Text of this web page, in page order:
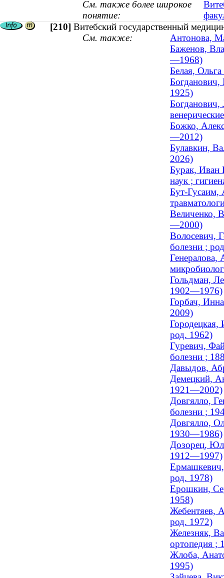
См. также более широкое
понятие:
[210] Витебский государственный
См. также:
Антонова,
Баженов,
—1968)
Белая,
Богданович,
1925)
Божко,
—2012)
Булавкин,
2026)
Бурак, Иван
наук ;
Бут-Гусаим,
Величенко,
—2000)
Волосевич,
болезни ;
Генералова,
Гольдман,
1902—1976)
Горбач,
2009)
Городецкая,
род. 1962)
Гуревич,
болезни ;
Давыдов,
Демецкий,
1921—2002)
Довгялло,
болезни ;
Довгялло,
1930—1986)
Дозорец,
1912—1997)
Ермашкевич,
род. 1978)
Ерошкин,
1958)
Жебентяев,
род. 1972)
Железняк,
ортопедия ;
Жлоба,
1995)